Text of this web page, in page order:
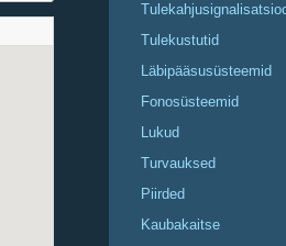
Tulekustutid
Läbipääsusüsteemid
Fonosüsteemid
Lukud
Turvauksed
Piirded
Kaubakaitse